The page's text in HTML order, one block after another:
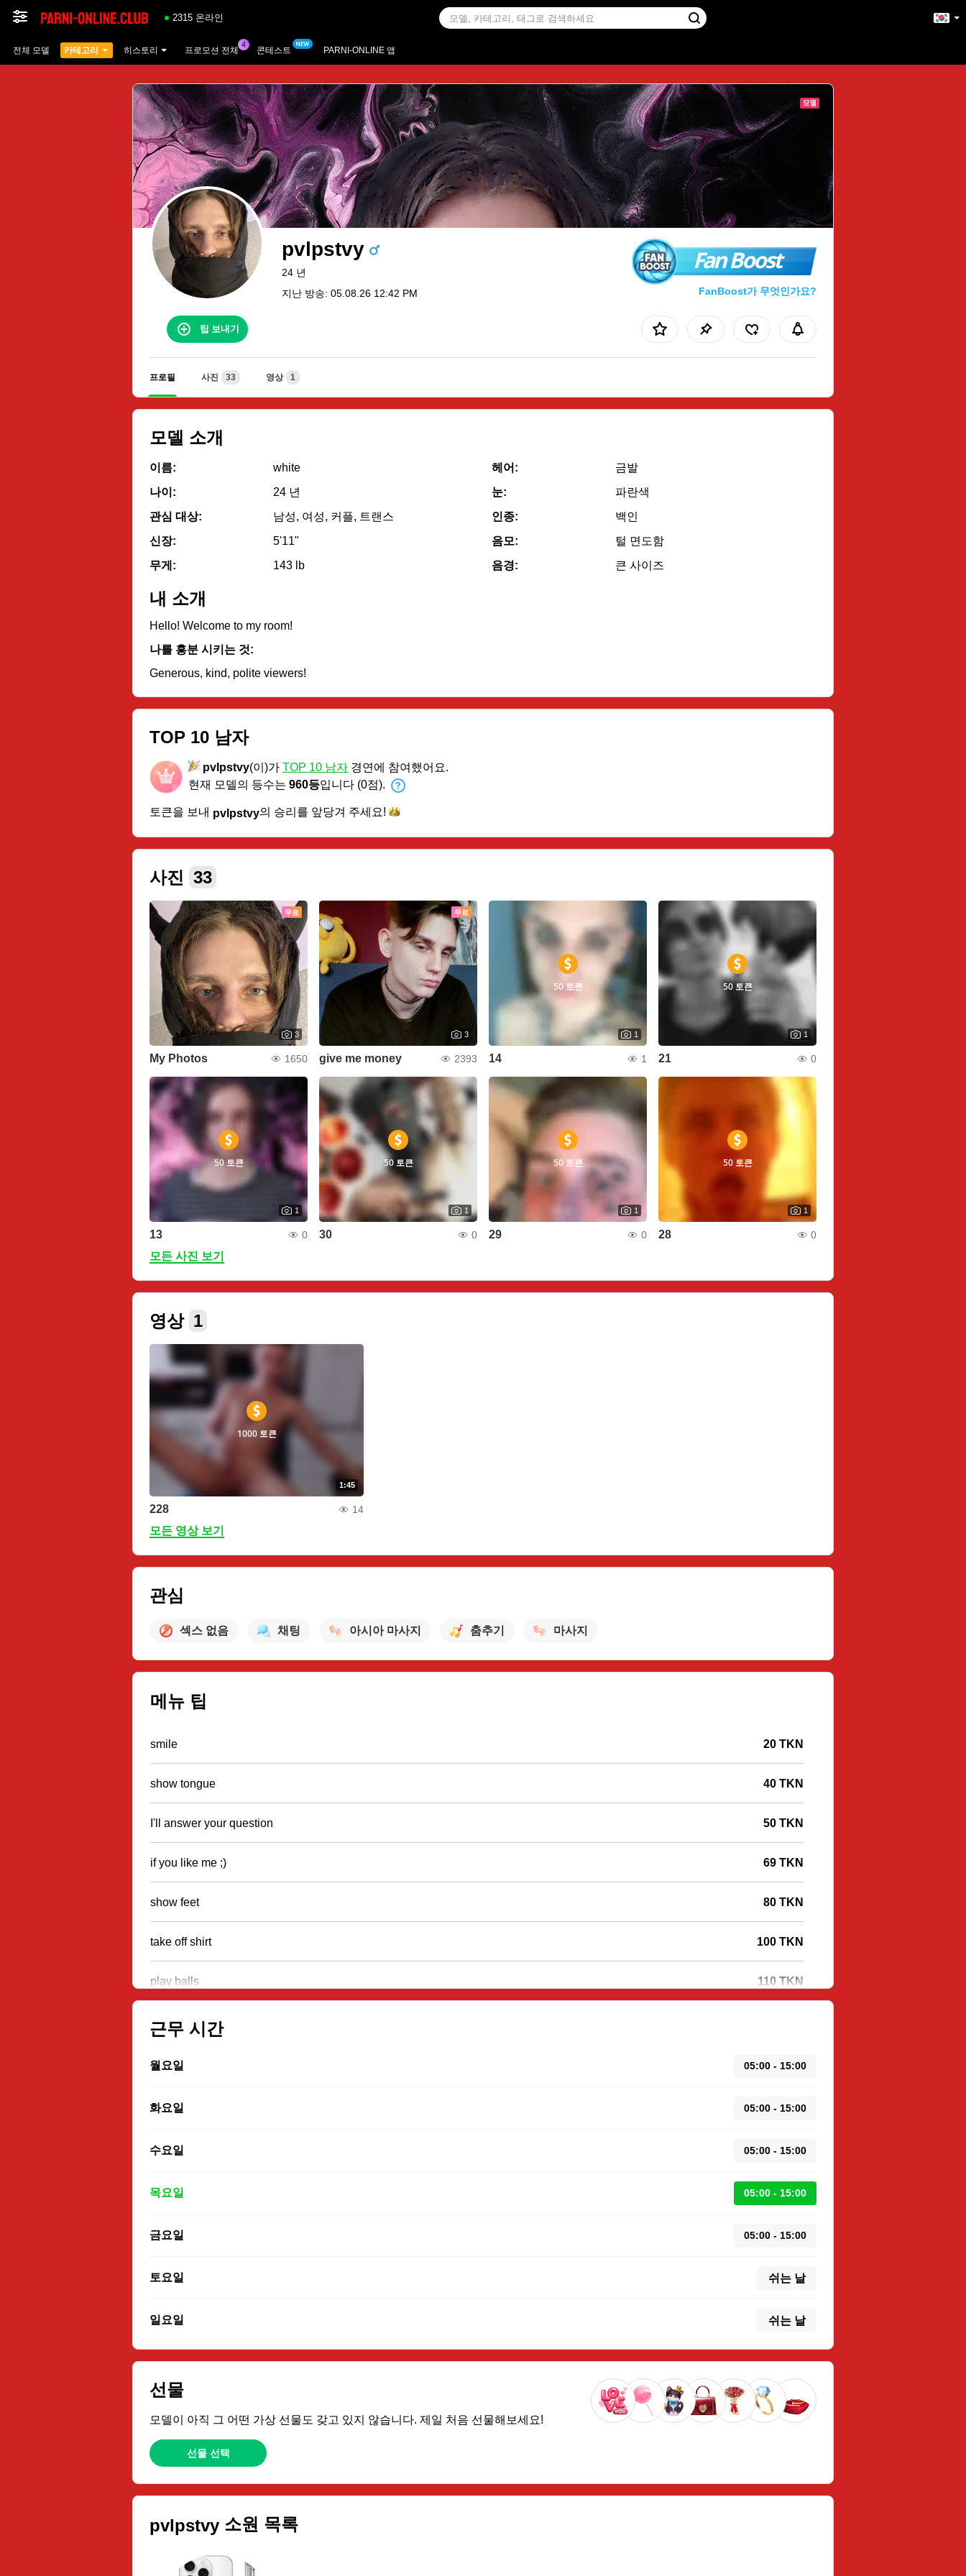
2315 온라인
전체 모델 카테고리 히스토리 프로모션 전체 콘테스트 PARNI-ONLINE 앱
pvlpstvy
24 년
지난 방송: 05.08.26 12:42 PM
Fan Boost
FanBoost가 무엇인가요?
팁 보내기
프로필 사진 33 영상 1
모델 소개
이름:
white
나이:
24 년
관심 대상:
남성, 여성, 커플, 트랜스
신장:
5'11"
무게:
143 lb
헤어:
금발
눈:
파란색
인종:
백인
음모:
털 면도함
음경:
큰 사이즈
내 소개
Hello! Welcome to my room!
나를 흥분 시키는 것:
Generous, kind, polite viewers!
TOP 10 남자
pvlpstvy(이)가 TOP 10 남자 경연에 참여했어요.
현재 모델의 등수는 960등입니다 (0점).
토큰을 보내 pvlpstvy의 승리를 앞당겨 주세요!
사진 33
무료
3
My Photos 1650
무료
3
give me money 2393
50 토큰
1
14 1
50 토큰
1
21 0
50 토큰
1
13 0
50 토큰
1
30 0
50 토큰
1
29 0
50 토큰
1
28 0
모든 사진 보기
영상 1
1:45
1000 토큰
228 14
모든 영상 보기
관심
섹스 없음 채팅 아시아 마사지 춤추기 마사지
메뉴 팁
smile 20 TKN
show tongue 40 TKN
I'll answer your question 50 TKN
if you like me ;) 69 TKN
show feet 80 TKN
take off shirt 100 TKN
play balls 110 TKN
근무 시간
월요일 05:00 - 15:00
화요일 05:00 - 15:00
수요일 05:00 - 15:00
목요일 05:00 - 15:00
금요일 05:00 - 15:00
토요일 쉬는 날
일요일 쉬는 날
선물
모델이 아직 그 어떤 가상 선물도 갖고 있지 않습니다. 제일 처음 선물해보세요!
선물 선택
pvlpstvy 소원 목록